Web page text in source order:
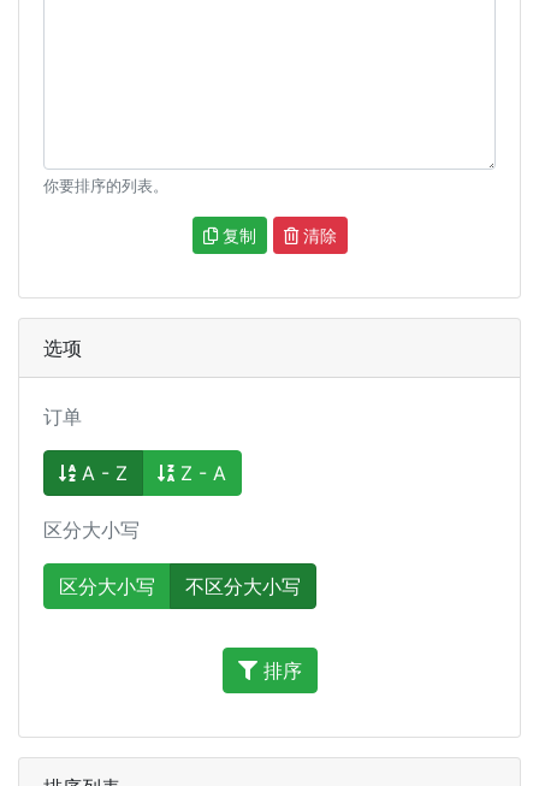
你要排序的列表。
复制 清除
选项
订单
A - Z Z - A
区分大小写
区分大小写 不区分大小写
排序